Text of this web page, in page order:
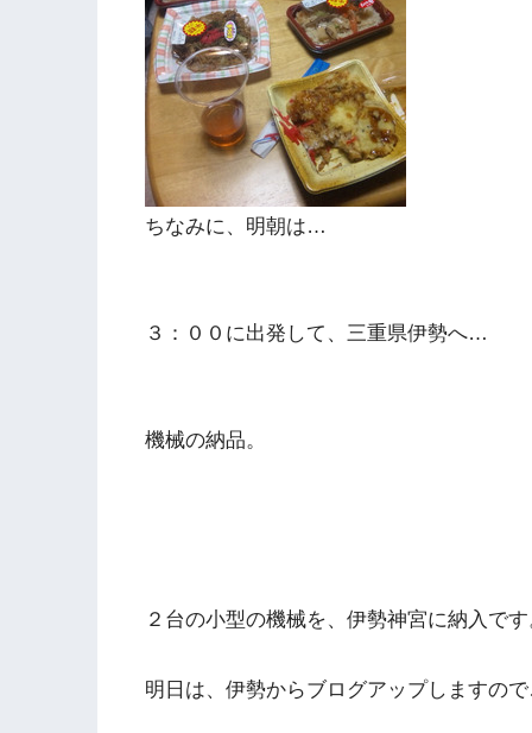
ちなみに、明朝は…
３：００に出発して、三重県伊勢へ…
機械の納品。
２台の小型の機械を、伊勢神宮に納入で
明日は、伊勢からブログアップしますの